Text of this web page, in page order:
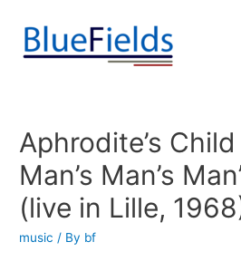
Aphrodite’s Child
Man’s Man’s
(live in Lille,
music / By bf